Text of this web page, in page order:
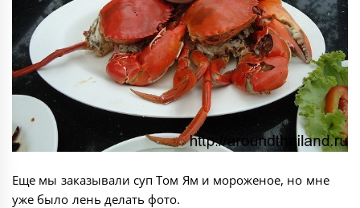
Еще мы заказывали суп Том Ям и мороженое, но мне
уже было лень делать фото.